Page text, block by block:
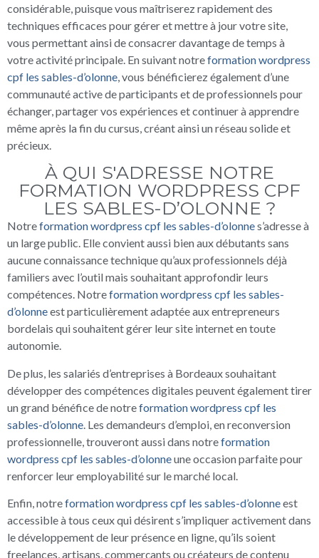
considérable, puisque vous maîtriserez rapidement des
techniques efficaces pour gérer et mettre à jour votre site,
vous permettant ainsi de consacrer davantage de temps à
votre activité principale. En suivant notreformation wordpress
cpf les sables-d’olonne, vous bénéficierez également d’une
communauté active de participants et de professionnels pour
échanger, partager vos expériences et continuer à apprendre
même après la fin du cursus, créant ainsi un réseau solide et
précieux.
À QUI S'ADRESSE NOTRE
FORMATION WORDPRESS CPF
LES SABLES-D’OLONNE ?
Notreformation wordpress cpf les sables-d’olonnes’adresse à
un large public. Elle convient aussi bien aux débutants sans
aucune connaissance technique qu’aux professionnels déjà
familiers avec l’outil mais souhaitant approfondir leurs
compétences. Notreformation wordpress cpf les sables-
d’olonneest particulièrement adaptée aux entrepreneurs
bordelais qui souhaitent gérer leur site internet en toute
autonomie.
De plus, les salariés d’entreprises à Bordeaux souhaitant
développer des compétences digitales peuvent également tirer
un grand bénéfice de notreformation wordpress cpf les
sables-d’olonne . Les demandeurs d’emploi, en reconversion
professionnelle, trouveront aussi dans notreformation
wordpress cpf les sables-d’olonneune occasion parfaite pour
renforcer leur employabilité sur le marché local.
Enfin, notreformation wordpress cpf les sables-d’olonneest
accessible à tous ceux qui désirent s’impliquer activement dans
le développement de leur présence en ligne, qu’ils soient
freelances, artisans, commerçants ou créateurs de contenu